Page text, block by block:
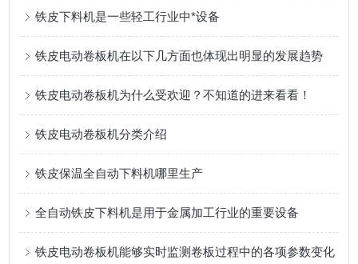
铁皮下料机是一些轻工行业中*设备
铁皮电动卷板机在以下几方面也体现出明显的发展趋势
铁皮电动卷板机为什么受欢迎？不知道的进来看看！
铁皮电动卷板机分类介绍
铁皮保温全自动下料机哪里生产
全自动铁皮下料机是用于金属加工行业的重要设备
铁皮电动卷板机能够实时监测卷板过程中的各项参数变化